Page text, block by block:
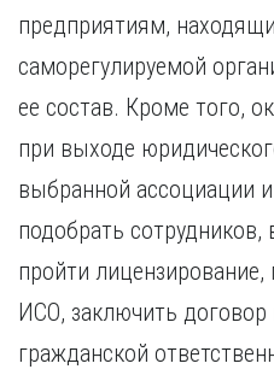
предприятиям,
саморегулируемой
ее состав. Кроме того,
при выходе
выбранной ассоциации
подобрать
пройти лицензирование,
ИСО, заключить договор
гражданской